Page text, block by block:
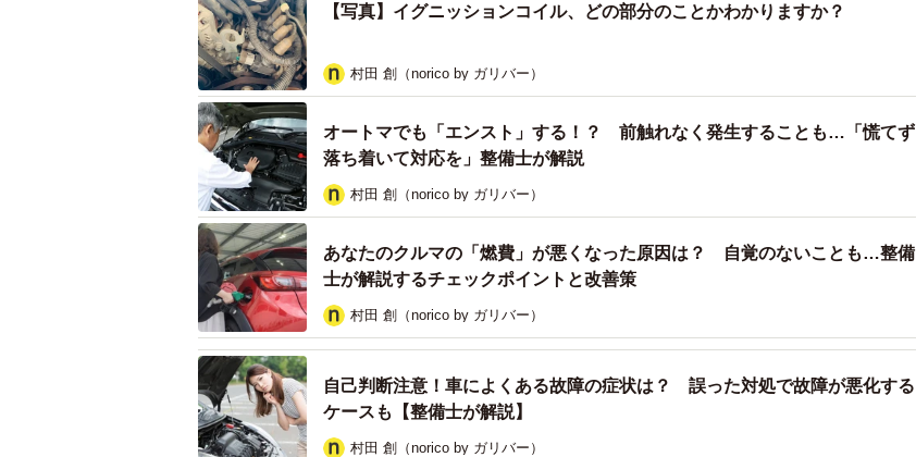
エンジンが健康に働くためには、「良い圧縮」「良い混合気」「良い火花」の3つの要素が
必要です。
このうちの「良い火花」を担うのがイグニッションコイルです。イグニッションコイルの先
には、燃焼室内の混合気に点火するための火花を飛ばす「スパークプラグ」が装着されてい
ます。
スパークプラグは2万〜3万5000Vもの高電圧で放電されます。車に使われている電気（バッ
テリー）は12Vですが、この12Vの電気を上記の高電圧に変換するための変圧器の役割を担
っているのがイグニッションコイルです。
▽イグニッションコイルの数
軽自動車は3気筒の車が多く、稀に4気筒の車があるので3つまたは4つのイグニッションコイ
ルが設置されています。
【写真】イグニッションコイル、どの部分のことかわかりますか？
村田 創（norico by ガリバー）
オートマでも「エンスト」する！？ 前触れなく発生することも…「慌てず
落ち着いて対応を」整備士が解説
村田 創（norico by ガリバー）
あなたのクルマの「燃費」が悪くなった原因は？ 自覚のないことも…整備
士が解説するチェックポイントと改善策
村田 創（norico by ガリバー）
自己判断注意！車によくある故障の症状は？ 誤った対処で故障が悪化する
ケースも【整備士が解説】
村田 創（norico by ガリバー）